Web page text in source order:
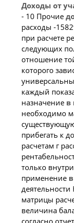
Доходы от
- 10 Прочие
расходы -
при расчете
следующих
отношение
которого
каждый
назначение в
необходимо
прибегать к
расчетам г
только
применение в
матрицы
величина